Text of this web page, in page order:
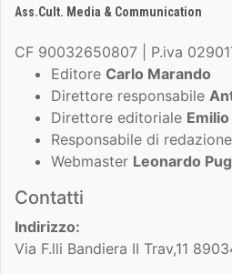
Ass.Cult. Media & Communication
CF 90032650807 | P.iva
Editore Carlo Marando
Direttore responsabile
Direttore editoriale
Responsabile di redazione
Webmaster Leonardo
Contatti
Indirizzo:
Via F.lli Bandiera II Trav,11